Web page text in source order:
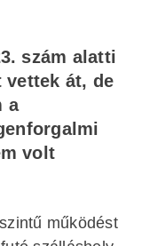
szám alatti
vettek át, de
a
volt
működést